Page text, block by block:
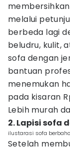
melalui
berbeda lagi
beludru, kulit,
sofa dengan
bantuan
menemukan
pada kisaran
Lebih murah
2. Lapisi sofa
ilustarasi sofa
Setelah